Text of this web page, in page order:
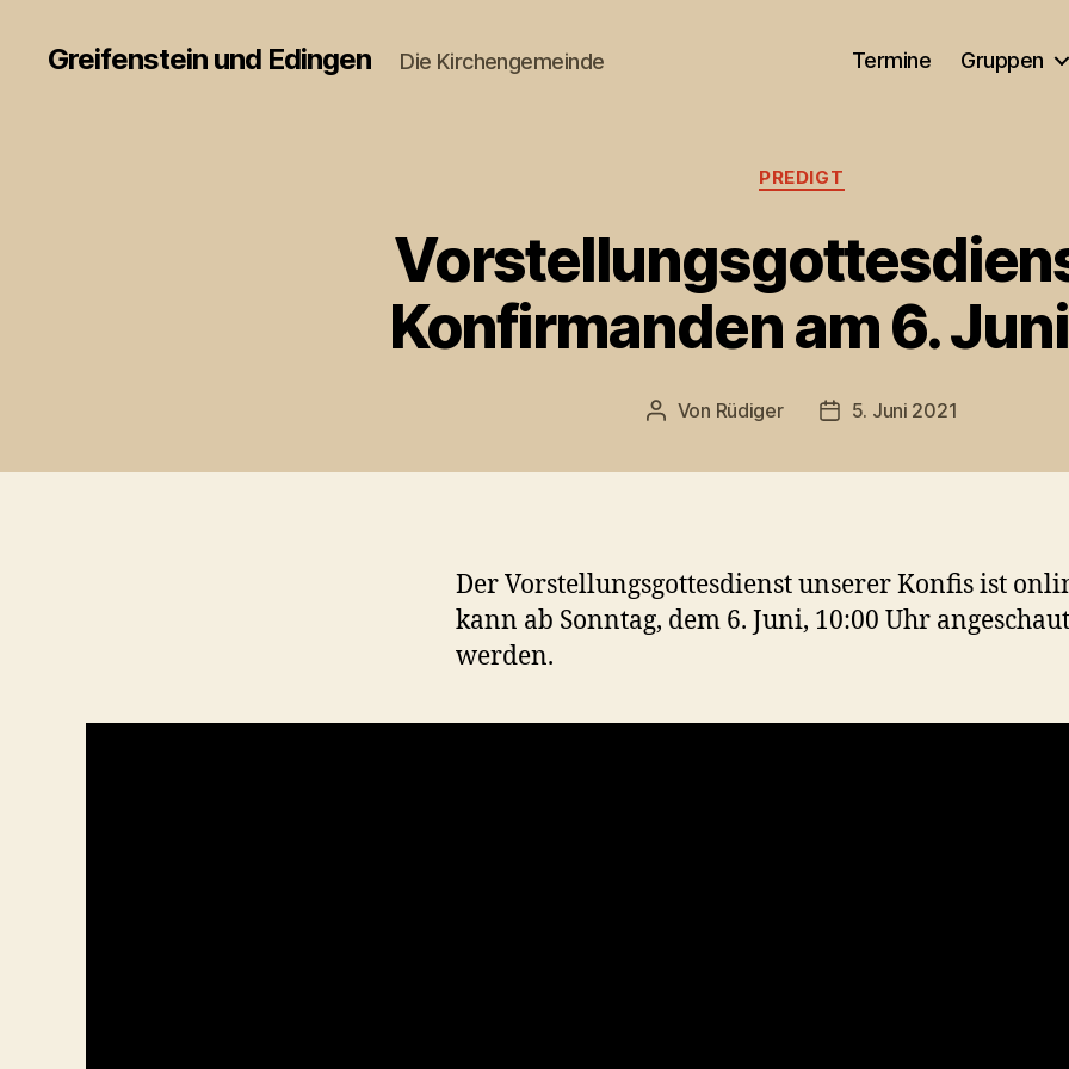
Greifenstein und Edingen Die Kirchengemeinde Termine Gruppen
Kategorien
PREDIGT
Konfirmanden am 6.
Beitragsautor
Von Rüdiger Veröffentlichungsdatum
5. Juni 2021
Der Vorstellungsgottesdienst unserer Konfis ist
kann ab Sonntag, dem 6. Juni, 10:00 Uhr angeschaut
werden.